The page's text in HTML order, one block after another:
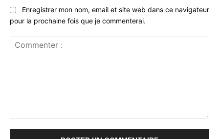
Enregistrer mon nom, email et site web dans ce navigateur
pour la prochaine fois que je commenterai.